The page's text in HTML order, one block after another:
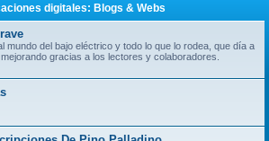
digitales: Blogs & Webs
mundo del bajo eléctrico y todo lo que lo rodea, que día a
gracias a los lectores y colaboradores.